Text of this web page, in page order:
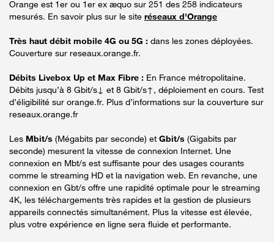
Orange est 1er ou 1er ex æquo sur 251 des 258 indicateurs
mesurés. En savoir plus sur le site réseaux d'Orange
Très haut débit mobile 4G ou 5G : dans les zones déployées.
Couverture sur reseaux.orange.fr.
Débits Livebox Up et Max Fibre : En France métropolitaine.
Débits jusqu’à 8 Gbit/s↓ et 8 Gbit/s↑, déploiement en cours. Test
d’éligibilité sur orange.fr. Plus d’informations sur la couverture sur
reseaux.orange.fr
Les Mbit/s (Mégabits par seconde) et Gbit/s (Gigabits par
seconde) mesurent la vitesse de connexion Internet. Une
connexion en Mbt/s est suffisante pour des usages courants
comme le streaming HD et la navigation web. En revanche, une
connexion en Gbt/s offre une rapidité optimale pour le streaming
4K, les téléchargements très rapides et la gestion de plusieurs
appareils connectés simultanément. Plus la vitesse est élevée,
plus votre expérience en ligne sera fluide et performante.